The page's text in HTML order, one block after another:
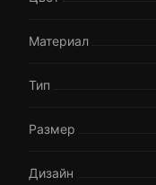
Материал
Тип
Размер
Дизайн